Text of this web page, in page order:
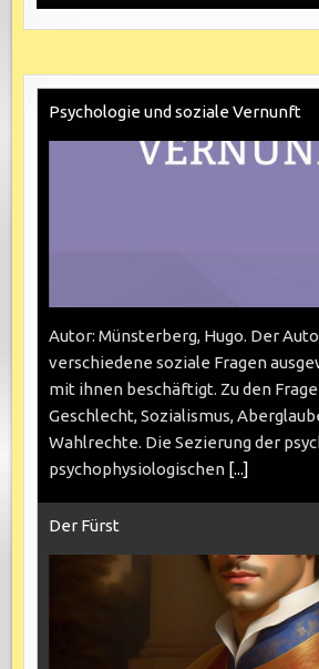
Psychologie und soziale Vernunft
Autor: Münsterberg, Hugo. Der
verschiedene soziale Fragen
mit ihnen beschäftigt. Zu den
Geschlecht, Sozialismus,
Wahlrechte. Die Sezierung der
psychophysiologischen [...]
Der Fürst